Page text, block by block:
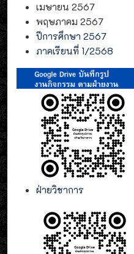
เมษายน 2567
พฤษภาคม 2567
ปีการศึกษา 2567
ภาคเรียนที่ 1/2568
ฝ่ายวิชาการ